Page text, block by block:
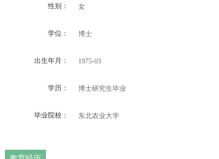
性别： 女
学位： 博士
出生年月： 1975-03
学历： 博士研究生毕业
毕业院校： 东北农业大学